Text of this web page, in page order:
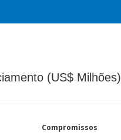
(US$ Milhões)
Compromissos